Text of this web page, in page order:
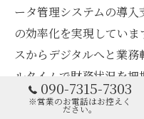
ータ管理システムの導
の効率化を実現していま
スからデジタルへと業務
ルタイムで財務状況を
す。 090-7315-7303
※営業のお電話はお控えく
ださい。